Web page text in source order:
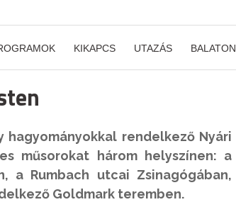
KIKAPCS UTAZÁS BALATON
rendelkező Nyári
műsorokat három helyszínen: a
a Rumbach utcai Zsinagógában,
Goldmark teremben.